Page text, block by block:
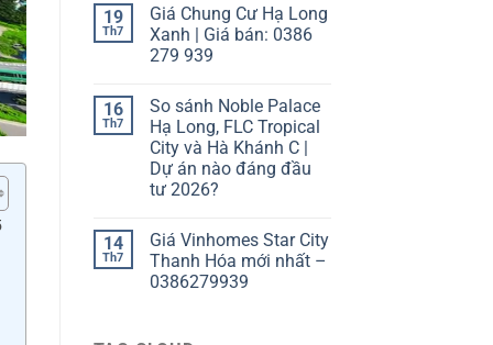
19
Th7
Giá Chung Cư Hạ Long
Xanh | Giá bán: 0386
279 939
16
Th7
So sánh Noble Palace
Hạ Long, FLC Tropical
City và Hà Khánh C |
Dự án nào đáng đầu
tư 2026?
14
Th7
Giá Vinhomes Star City
Thanh Hóa mới nhất –
0386279939